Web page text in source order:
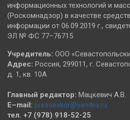
информационных технологий и
(Роскомнадзор) в качестве
информации от 06.09.2019 г.,
ЭЛ № ФС 77–76715
Учредитель: ООО
Адрес: Россия, 299011, г.
д. 1, кв. 10А
Главный редактор: Мацкевич А.В.
E–mail: pressevkor@yandex.ru
тел. +7 (978) 918-52-25